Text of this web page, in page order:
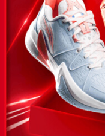
News.timviec.com.vn
nhân sự, nghề nghiệp
doanh nghiệp, nhân sự
cập nhật thông tin
KẾT NỐI